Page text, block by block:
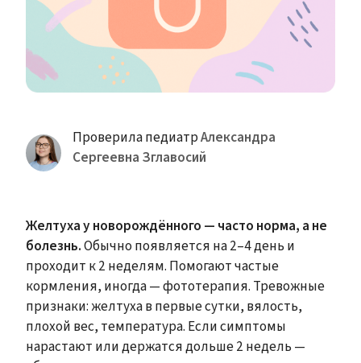
Проверила педиатрАлександра
Сергеевна Зглавосий
Желтуха у новорождённого — часто норма, а не
болезнь.Обычно появляется на 2–4 день и
проходит к 2 неделям. Помогают частые
кормления, иногда — фототерапия. Тревожные
признаки: желтуха в первые сутки, вялость,
плохой вес, температура. Если симптомы
нарастают или держатся дольше 2 недель —